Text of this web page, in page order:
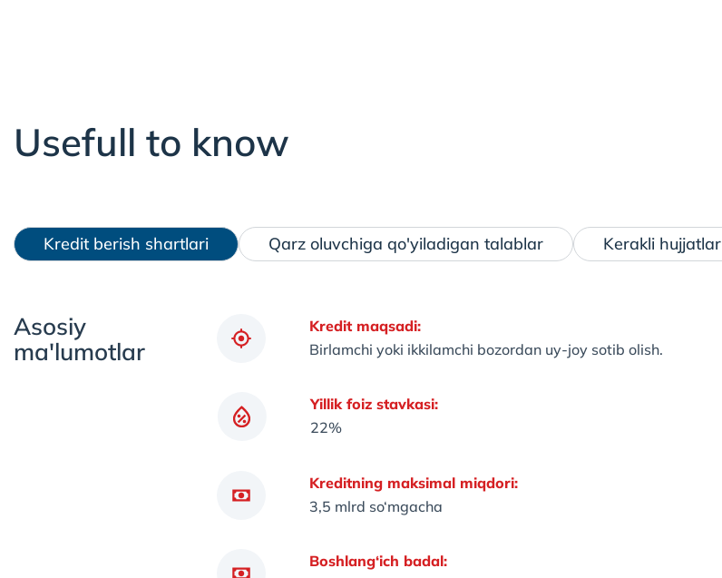
Usefull to know
Kredit berish shartlari Qarz oluvchiga qo'yiladigan talablar Kerakli hujjatlar
Asosiy
ma'lumotlar
Kredit maqsadi:
Birlamchi yoki ikkilamchi bozordan uy-joy sotib olish.
Yillik foiz stavkasi:
22%
Kreditning maksimal miqdori:
3,5 mlrd so‘mgacha
Boshlang‘ich badal: